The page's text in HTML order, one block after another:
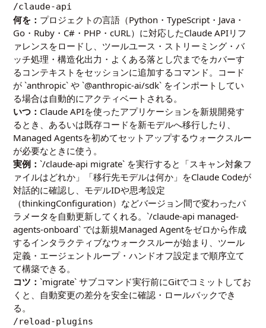
/claude-api
何を： プロジェクトの言語（Python・TypeScript・Java・
Go・Ruby・C#・PHP・cURL）に対応したClaude APIリフ
ァレンスをロードし、ツールユース・ストリーミング・バ
ッチ処理・構造化出力・よくある落とし穴までをカバーす
るコンテキストをセッションに追加するコマンド。コード
が `anthropic` や `@anthropic-ai/sdk` をインポートしてい
る場合は自動的にアクティベートされる。
いつ： Claude APIを使ったアプリケーションを新規開発す
るとき、あるいは既存コードを新モデルへ移行したり、
Managed Agentsを初めてセットアップするウォークスルー
が必要なときに使う。
実例：`/claude-api migrate` を実行すると「スキャン対象フ
ァイルはどれか」「移行先モデルは何か」をClaude Codeが
対話的に確認し、モデルIDや思考設定
（thinkingConfiguration）などバージョン間で変わったパ
ラメータを自動更新してくれる。`/claude-api managed-
agents-onboard` では新規Managed Agentをゼロから作成
するインタラクティブなウォークスルーが始まり、ツール
定義・エージェントループ・ハンドオフ設定まで順序立て
て構築できる。
コツ：`migrate` サブコマンド実行前にGitでコミットしてお
くと、自動変更の差分を安全に確認・ロールバックでき
る。
/reload-plugins